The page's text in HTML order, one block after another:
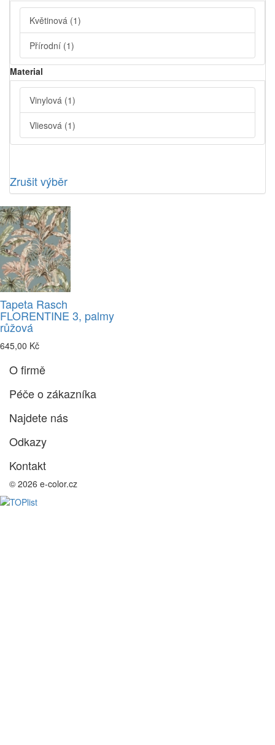
Květinová (1)
Přírodní (1)
Material
Vinylová (1)
Vliesová (1)
Zrušit výběr
Tapeta Rasch
FLORENTINE 3, palmy
růžová
645,00 Kč
O firmě
Péče o zákazníka
Najdete nás
Odkazy
Kontakt
© 2026 e-color.cz